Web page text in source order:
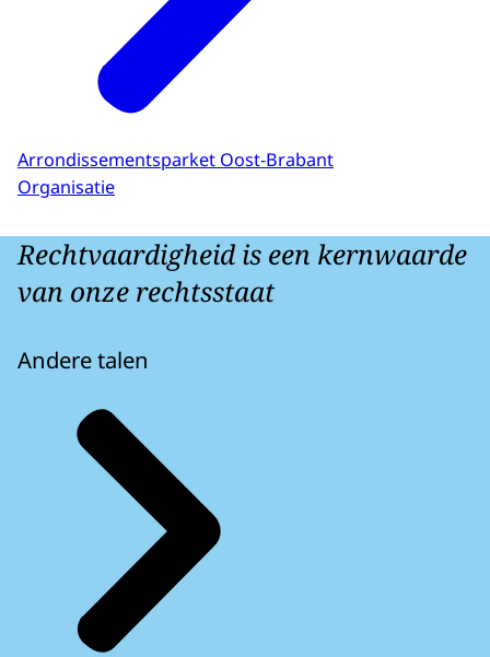
Arrondissementsparket Oost-Brabant
Organisatie
Rechtvaardigheid is een kernwaarde
van onze rechtsstaat
Andere talen